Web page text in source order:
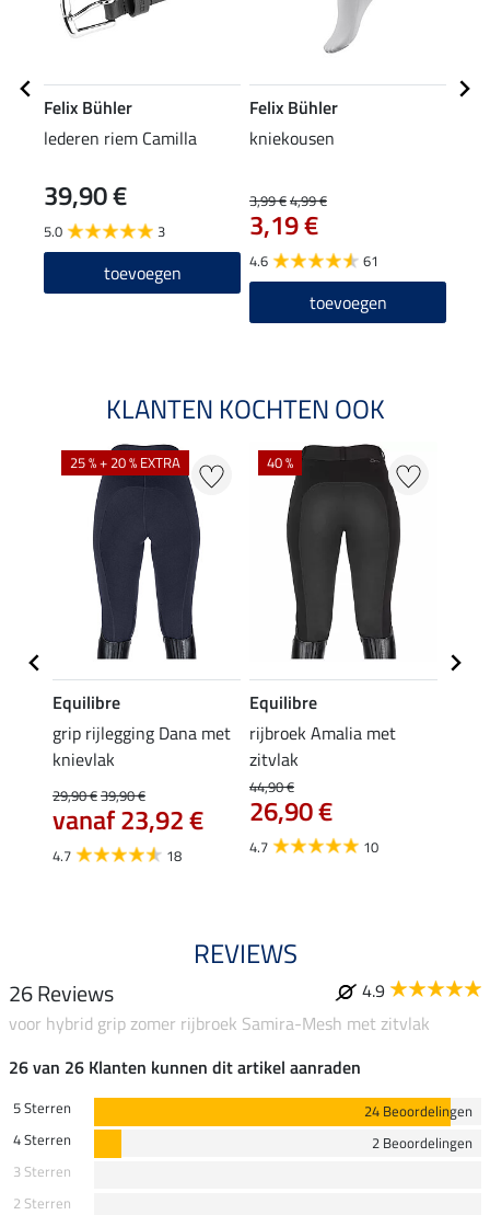
Felix Bühler
lederen riem Camilla
39,90 €
5.0 3
toevoegen
Felix Bühler
kniekousen
3,99 €4,99 €
3,19 €
4.6 61
toevoegen
KLANTEN KOCHTEN OOK
25 % + 20 % EXTRA
Equilibre
grip rijlegging Dana met
knievlak
29,90 €39,90 €
vanaf 23,92 €
4.7 18
40 %
Equilibre
rijbroek Amalia met
zitvlak
44,90 €
26,90 €
4.7 10
REVIEWS
26 Reviews
4.9
voor hybrid grip zomer rijbroek Samira-Mesh met zitvlak
26 van 26 Klanten kunnen dit artikel aanraden
5 Sterren
24 Beoordelingen
4 Sterren
2 Beoordelingen
3 Sterren
2 Sterren